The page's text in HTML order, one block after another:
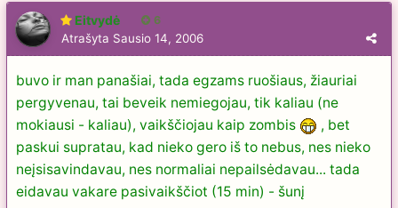
Eitvydė 6
Atrašyta Sausio 14, 2006
buvo ir man panašiai, tada egzams ruošiaus, žiauriai
pergyvenau, tai beveik nemiegojau, tik kaliau (ne
mokiausi - kaliau), vaikščiojau kaip zombis
, bet
paskui supratau, kad nieko gero iš to nebus, nes nieko
neįsisavindavau, nes normaliai nepailsėdavau... tada
eidavau vakare pasivaikščiot (15 min) - šunį